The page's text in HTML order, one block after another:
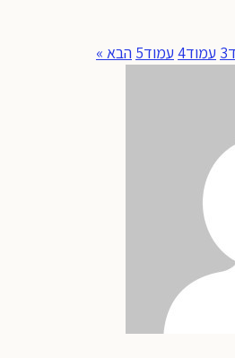
3 עמוד4 עמוד5 הבא »